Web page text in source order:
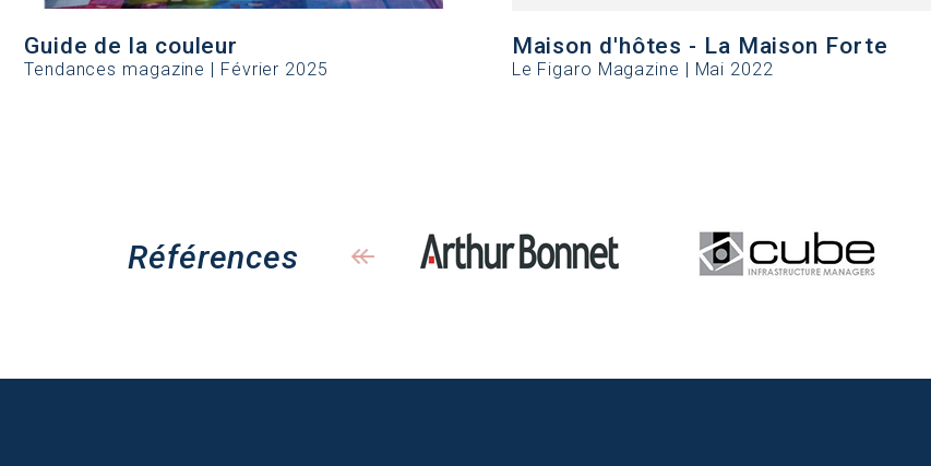
Guide de la couleur
Tendances magazine | Février 2025
Maison d'hôtes - La Maison Forte
Le Figaro Magazine | Mai 2022
Références